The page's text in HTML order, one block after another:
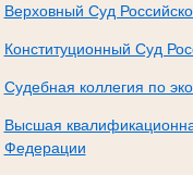
Верховный Суд
Конституционный Суд
Судебная коллегия по
Высшая
Федерации